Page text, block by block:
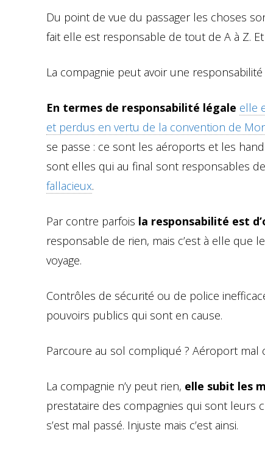
Du point de vue du passager les choses
fait elle est responsable de tout de A à Z.
La compagnie peut avoir une
En termes de responsabilité légale elle
et perdus en vertu de la convention de
se passe : ce sont les aéroports et les
sont elles qui au final sont responsables
fallacieux.
Par contre parfois la responsabilité est
responsable de rien, mais c’est à elle que
voyage.
Contrôles de sécurité ou de police
pouvoirs publics qui sont en cause.
Parcoure au sol compliqué ? Aéroport mal
La compagnie n’y peut rien, elle subit les
prestataire des compagnies qui sont leurs
s’est mal passé. Injuste mais c’est ainsi.